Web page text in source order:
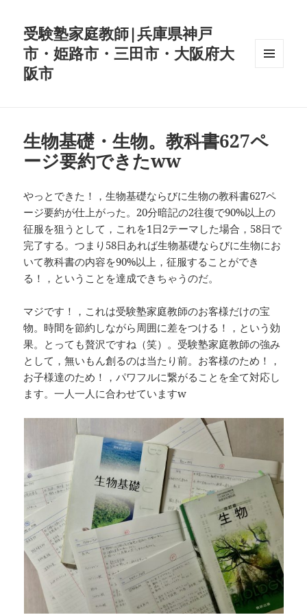
受験塾家庭教師|兵庫県神戸
市・姫路市・三田市・大阪府大
阪市
生物基礎・生物。教科書627ペ
ージ要約できたww
‪やっとできた！，生物基礎ならびに生物の教科書627ペ
ージ要約が仕上がった。20分暗記の2往復で90%以上の
征服を狙うとして，これを1日2テーマした場合，58日で
完了する。つまり58日あれば生物基礎ならびに生物にお
いて教科書の内容を90%以上，征服することができ
る！，ということを達成できちゃうのだ。‬
‪マジです！，これは受験塾家庭教師のお客様だけの宝
物。時間を節約しながら周囲に差をつける！，という効
果。とっても贅沢ですね（笑）。受験塾家庭教師の強み
として，無いもん創るのは当たり前。お客様のため！，
お子様達のため！，パワフルに繋がることを全て対応し
ます。一人一人に合わせていますw‬